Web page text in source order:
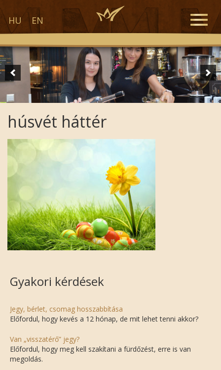
HU EN
Toggle
húsvét háttér
Gyakori kérdések
Jegy, bérlet, csomag hosszabbítása
Előfordul, hogy kevés a 12 hónap, de mit lehet tenni akkor?
Van „visszatérő” jegy?
Előfordul, hogy meg kell szakítani a fürdőzést, erre is van
megoldás.